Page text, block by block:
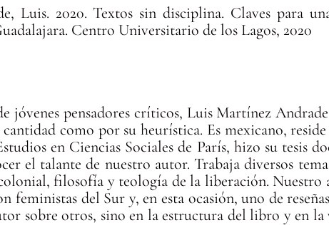
Luis. 2020. Textos sin disciplina. Claves para
Centro Universitario de los Lagos, 2020
jóvenes pensadores críticos, Luis Martínez
como por su heurística. Es mexicano,
en Ciencias Sociales de París, hizo su tesis
el talante de nuestro autor. Trabaja diversos
filosofía y teología de la liberación. Nuestro
feministas del Sur y, en esta ocasión, uno de
sobre otros, sino en la estructura del libro y en la